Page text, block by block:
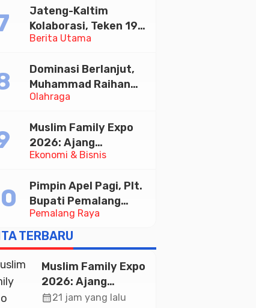
Tabungan Bima Bank
Jateng
Berita Utama
Jateng-Kaltim
Kolaborasi, Teken 19
Kerja Sama Ekonomi
Olahraga
Dominasi Berlanjut,
Muhammad Raihan
Fadila Sabet Emas
Taekwondo Indonesia
Open 2026
Ekonomi & Bisnis
Muslim Family Expo
2026: Ajang
Silaturahim dan
Halal di Jakarta
Pemalang Raya
Pimpin Apel Pagi, Plt.
Bupati Pemalang
Tekankan Disiplin dan
Soliditas ASN untuk
Pelayanan Publik
TERBARU
Muslim Family Expo
2026: Ajang
Silaturahim dan
calendar_month21 jam yang lalu